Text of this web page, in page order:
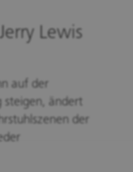
Lewis
auf der
ändert
der